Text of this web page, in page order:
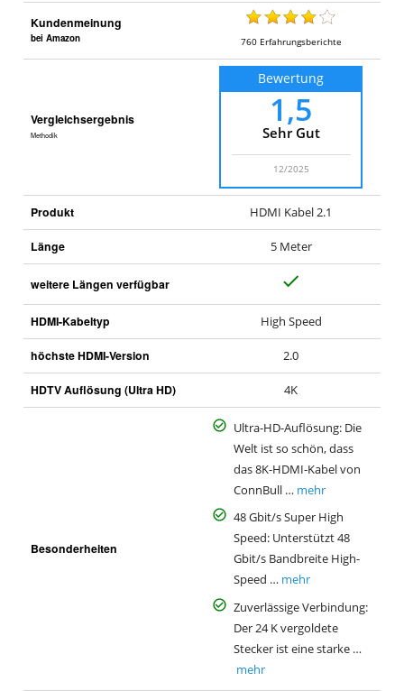
Kundenmeinung
bei Amazon 760 Erfahrungsberichte
Vergleichsergebnis
Methodik
Bewertung
1,5
Sehr Gut
12/2025
Produkt HDMI Kabel 2.1
Länge 5 Meter
weitere Längen verfügbar
a
HDMI-Kabeltyp High Speed
höchste HDMI-Version 2.0
HDTV Auflösung (Ultra HD) 4K
Besonderheiten
Ultra-HD-Auflösung: Die
Welt ist so schön, dass
das 8K-HDMI-Kabel von
ConnBull … mehr
48 Gbit/s Super High
Speed: Unterstützt 48
Gbit/s Bandbreite High-
Speed … mehr
Zuverlässige Verbindung:
Der 24 K vergoldete
Stecker ist eine starke …
mehr